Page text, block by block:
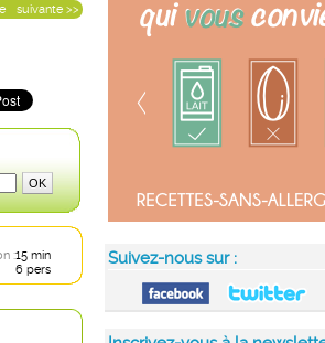
Suivez-nous sur :
suivante >>
:15 min
6 pers